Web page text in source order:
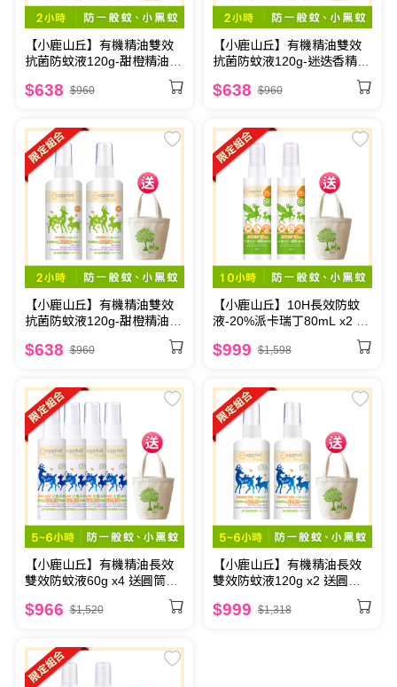
【小鹿山丘】有機精油雙效
抗菌防蚊液120g-甜橙精油 +
$638 $960
【小鹿山丘】有機精油雙效
抗菌防蚊液120g-迷迭香精油
$638 $960
【小鹿山丘】有機精油雙效
抗菌防蚊液120g-甜橙精油
$638 $960
【小鹿山丘】10H長效防蚊
液-20%派卡瑞丁80mL x2 送
$999 $1,598
【小鹿山丘】有機精油長效
雙效防蚊液60g x4 送圓筒帆
$966 $1,520
【小鹿山丘】有機精油長效
雙效防蚊液120g x2 送圓筒
$999 $1,318